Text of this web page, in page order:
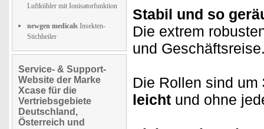
Luftkühler mit Ionisatorfunktion
newgen medicals Insekten-
Stichheiler
Service- & Support-
Website der Marke
Xcase für die
Vertriebsgebiete
Deutschland,
Österreich und
Stabil und so
Die extrem
und
Die Rollen sind um
leicht und ohne